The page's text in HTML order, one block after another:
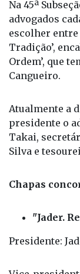
Em
Na 45ª
advogados
Tradição’,
Ordem’, que
Cangueiro.
presidente o
Takai,
Chapas